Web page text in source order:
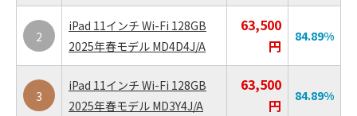
2
iPad 11インチ Wi-Fi 128GB
2025年春モデル MD4D4J/A
63,500
円
84.89%
3
iPad 11インチ Wi-Fi 128GB
2025年春モデル MD3Y4J/A
63,500
円
84.89%